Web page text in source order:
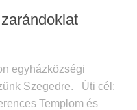
egyházközségi
Szegedre. Úti cél:
Templom és